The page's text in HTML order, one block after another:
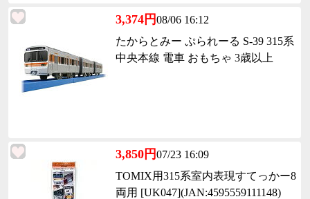
3,374円08/06 16:12
たからとみー ぷられーる S-39 315系
中央本線 電車 おもちゃ 3歳以上
3,850円07/23 16:09
TOMIX用315系室内表現すてっかー8
両用 [UK047](JAN:4595559111148)